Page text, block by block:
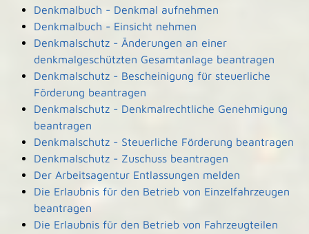
Denkmalbuch - Denkmal aufnehmen
Denkmalbuch - Einsicht nehmen
Denkmalschutz - Änderungen an einer
denkmalgeschützten Gesamtanlage beantragen
Denkmalschutz - Bescheinigung für steuerliche
Förderung beantragen
Denkmalschutz - Denkmalrechtliche Genehmigung
beantragen
Denkmalschutz - Steuerliche Förderung beantragen
Denkmalschutz - Zuschuss beantragen
Der Arbeitsagentur Entlassungen melden
Die Erlaubnis für den Betrieb von Einzelfahrzeugen
beantragen
Die Erlaubnis für den Betrieb von Fahrzeugteilen